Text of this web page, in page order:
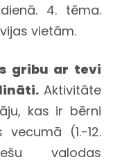
4. tēma.
vietām.
gribu ar tevi
Aktivitāte
kas ir bērni
(1.-12.
valodas